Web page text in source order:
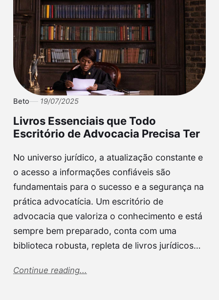
Beto 19/07/2025
Livros Essenciais que Todo
Escritório de Advocacia Precisa Ter
No universo jurídico, a atualização constante e
o acesso a informações confiáveis são
fundamentais para o sucesso e a segurança na
prática advocatícia. Um escritório de
advocacia que valoriza o conhecimento e está
sempre bem preparado, conta com uma
biblioteca robusta, repleta de livros jurídicos…
Continue reading...